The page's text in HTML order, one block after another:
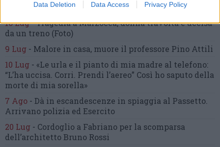
Data Deletion Data Access Privacy Policy
16 Lug-Tragedia a Marzocca,donna travolta e uccisa
da un treno (Foto)
9 Lug - Malore in casa, muore il professore Pino Attili
10 Lug - «Le urla e il pianto di mia madre al telefono:
“L’ha uccisa. Corri. Prendi l’aereo” Così ho saputo della
morte di mia sorella»
7 Ago - Dà in escandescenze in spiaggia al Passetto.
Arrivano polizia ed Esercito
20 Lug - Cordoglio a Fabriano per la scomparsa
dell’architetto Bruno Rossi